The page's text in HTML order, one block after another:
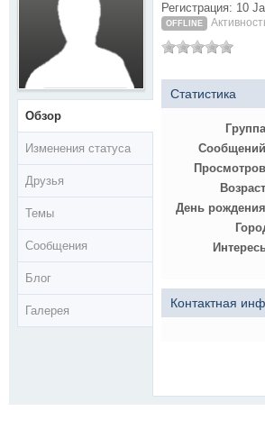
Обзор
Изменения статуса
Друзья
Темы
Сообщения
Блог
Галерея
Регистрация: 10
OFFLINE
Статистика
День
Контактная